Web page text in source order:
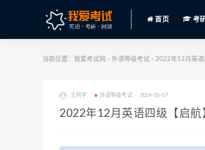
首页 考
当前位置： 我爱考试网 > 外语等级考试 > 2022年12月英语
王同学 外语等级考试 2024-05-07
2022年12月英语四级【启